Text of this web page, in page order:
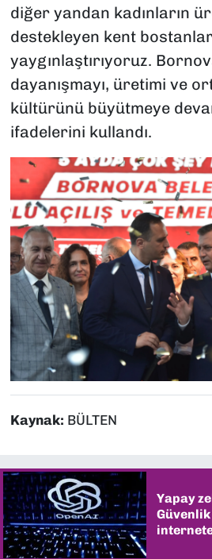
diğer yandan kadınların
destekleyen kent
yaygınlaştırıyoruz.
dayanışmayı, üretimi ve
kültürünü büyütmeye
ifadelerini kullandı.
Kaynak: BÜLTEN
Yapay
internete